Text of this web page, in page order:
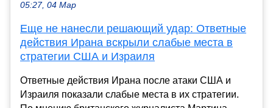
05:27, 04 Мар
Еще не нанесли решающий удар: Ответные
действия Ирана вскрыли слабые места в
стратегии США и Израиля
Ответные действия Ирана после атаки США и
Израиля показали слабые места в их стратегии.